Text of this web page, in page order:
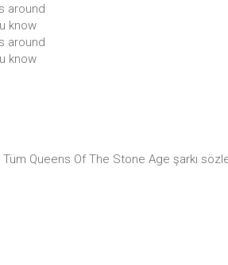
around
know
around
know
Tüm Queens Of The Stone Age şarkı